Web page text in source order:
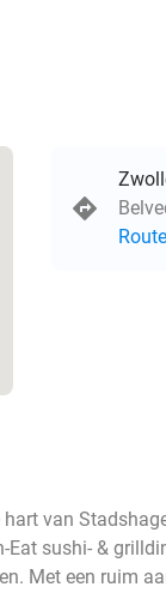
van
Eat sushi- &
Met een ruim